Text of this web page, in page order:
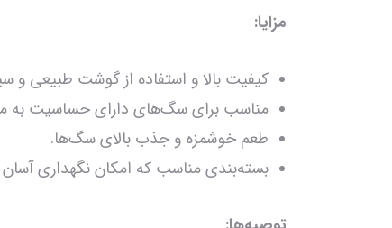
مزایا:
کیفیت بالا و استفاده از گوشت طبیعی
مناسب برای سگ‌های دارای حساسیت به
طعم خوشمزه و جذب بالای سگ‌ها.
بسته‌بندی مناسب که امکان نگهداری آسان